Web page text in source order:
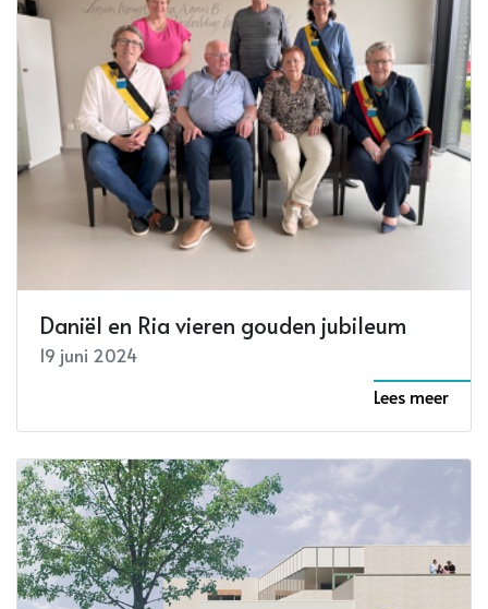
Daniël en Ria vieren gouden jubileum
19 juni 2024
Lees meer